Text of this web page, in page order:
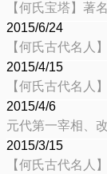
【何氏宝塔】著
2015/6/24
【何氏古代名人
2015/4/15
【何氏古代名人
2015/4/6
元代第一宰相、
2015/3/15
【何氏古代名人